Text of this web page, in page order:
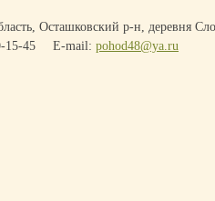
Осташковский р-н, деревня
15-45
E-mail: pohod48@ya.ru